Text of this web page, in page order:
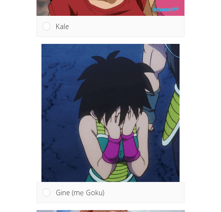
Kale
Gine (mẹ Goku)